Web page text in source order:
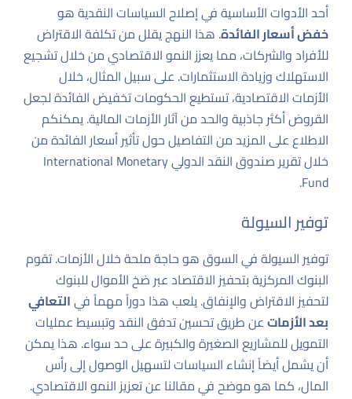
أحد الأدوات الأساسية في إصلاح السياسات النقدية هو
خفض أسعار الفائدة. هذا النهج يقلل من تكلفة الاقتراض
للأفراد والشركات، مما يعزز النمو الاقتصادي من خلال تشجيع
الاستهلاك وزيادة الاستثمارات. على سبيل المثال، خلال
الأزمات الاقتصادية، تستطيع الحكومات تخفيض الفائدة لجعل
القروض أكثر جاذبية والحد من آثار الأزمات المالية. يمكنكم
الاطلاع على المزيد من التفاصيل حول تأثير أسعار الفائدة من
خلال تقرير صندوق النقد الدوليInternational Monetary
Fund
.
توفير السيولة
توفير السيولة في السوق هو حاجة ملحة خلال الأزمات. تقوم
البنوك المركزية بتحفيز الاقتصاد عبر ضخ الأموال للبنوك
لتحفيز الاقتراض والإنفاق. يلعب هذا دوراً مهماً فيالتعافي
بعد الأزماتعن طريق تحسين تدفق النقد وتبسيط عمليات
التمويل للمشاريع الصغيرة والكبيرة على حد سواء. هذا يمكن
أن يشمل أيضاً إنشاء السياسات لتسهيل الوصول إلى رأس
المال، كما هو موضح في مقالنا عنتعزيز النمو الاقتصادي.